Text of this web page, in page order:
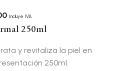
Incluye IVA
250ml
y revitaliza la piel en
250ml.